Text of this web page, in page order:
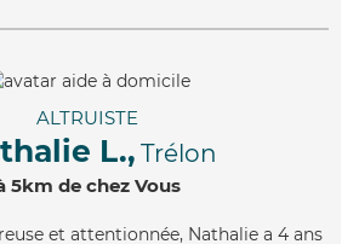
ALTRUISTE
L., Trélon
5km de chez Vous
et attentionnée, Nathalie a 4 ans